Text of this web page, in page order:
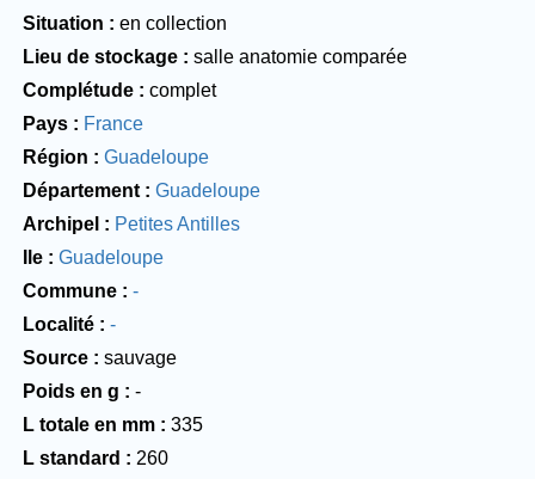
Situation
en collection
Lieu de stockage
salle anatomie comparée
Complétude
complet
Pays
France
Région
Guadeloupe
Département
Guadeloupe
Archipel
Petites Antilles
Ile
Guadeloupe
Commune
-
Localité
-
Source
sauvage
Poids en g
-
L totale en mm
335
L standard
260